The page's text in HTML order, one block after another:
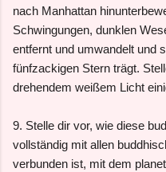
nach Manhattan
Schwingungen, dunklen
entfernt und umwandelt und
fünfzackigen Stern trägt.
drehendem weißem Licht
9. Stelle dir vor, wie diese
vollständig mit allen
verbunden ist, mit dem